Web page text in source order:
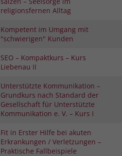
religionsfernen Alltag
Kompetent im Umgang mit
"schwierigen" Kunden
SEO – Kompaktkurs – Kurs
Liebenau II
Unterstützte Kommunikation –
Grundkurs nach Standard der
Gesellschaft für Unterstützte
Kommunikation e. V. – Kurs I
Fit in Erster Hilfe bei akuten
Erkrankungen / Verletzungen –
Praktische Fallbeispiele